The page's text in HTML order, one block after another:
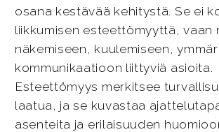
osana kestävää kehitystä. Se ei
liikkumisen esteettömyyttä, vaan
näkemiseen, kuulemiseen,
kommunikaatioon liittyviä asioita.
Esteettömyys merkitsee
laatua, ja se kuvastaa
asenteita ja erilaisuuden